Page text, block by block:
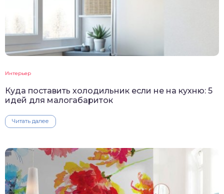
Интерьер
Куда поставить холодильник если не на кухню: 5
идей для малогабариток
Читать далее